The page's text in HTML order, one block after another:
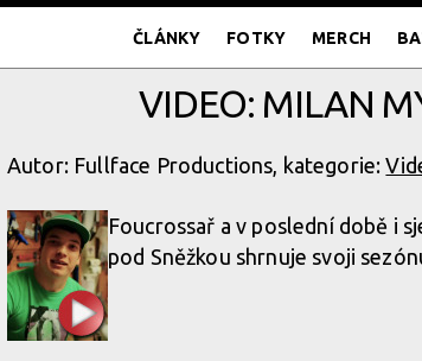
ČLÁNKY FOTKY MERCH
VIDEO: MILAN
Autor: Fullface Productions, kategorie:
Foucrossař a v poslední době i
pod Sněžkou shrnuje svoji